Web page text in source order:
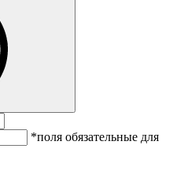
*поля обязательные для